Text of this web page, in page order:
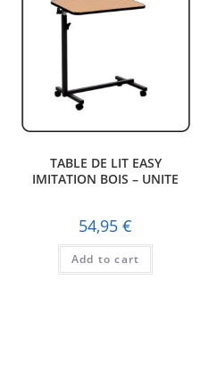
TABLE DE LIT EASY
IMITATION BOIS – UNITE
54,95€
Add to cart